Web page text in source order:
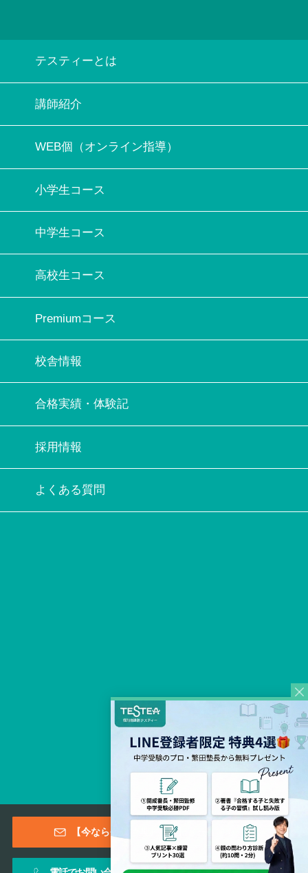
【今なら登録特典あり！】メールマガジン
テスティーとは
講師紹介
WEB個（オンライン指導）
小学生コース
中学生コース
高校生コース
Premiumコース
校舎情報
合格実績・体験記
採用情報
よくある質問
Copyright © 2026 TESTEA CO., All Rights Reserved.